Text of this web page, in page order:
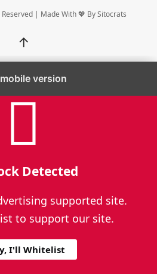
| Made With 💖 BySitocrats
↑
version
Detected
supported site.
to support our site.
I'll Whitelist